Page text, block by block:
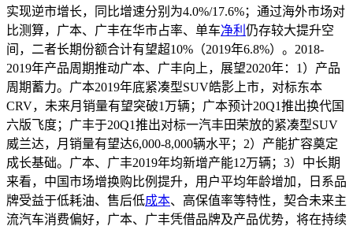
实现逆市增长，同比增速分别为4.0%/17.6%；通过海外市场对
比测算，广本、广丰在华市占率、单车净利 仍存较大提升空
间，二者长期份额合计有望超10%（2019年6.8%）。2018-
2019年产品周期推动广本、广丰向上，展望2020年：1）产品
周期蓄力。广本2019年底紧凑型SUV皓影上市，对标东本
CRV，未来月销量有望突破1万辆；广本预计20Q1推出换代国
六版飞度；广丰于20Q1推出对标一汽丰田荣放的紧凑型SUV
威兰达，月销量有望达6,000-8,000辆水平；2）产能扩容奠定
成长基础。广本、广丰2019年均新增产能12万辆；3）中长期
来看，中国市场增换购比例提升，用户平均年龄增加，日系品
牌受益于低耗油、售后低成本、高保值率等特性，契合未来主
流汽车消费偏好，广本、广丰凭借品牌及产品优势，将在持续